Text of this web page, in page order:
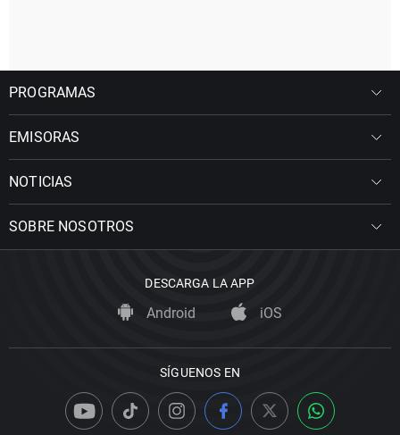
PROGRAMAS
EMISORAS
NOTICIAS
SOBRE NOSOTROS
DESCARGA LA APP
Android iOS
SÍGUENOS EN